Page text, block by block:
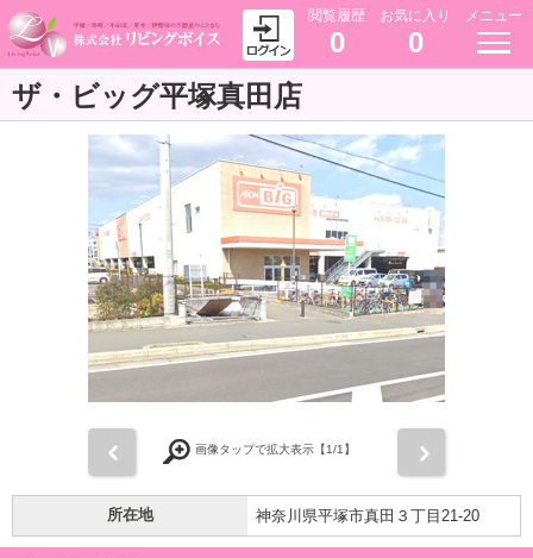
閲覧履歴
0
お気に入り
0
メニュー
ザ・ビッグ平塚真田店
画像タップで拡大表示【1/1】
所在地 神奈川県平塚市真田３丁目21-20